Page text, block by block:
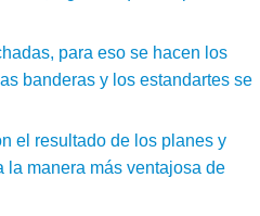
para eso se hacen los
banderas y los estandartes se
el resultado de los planes y
la manera más ventajosa de